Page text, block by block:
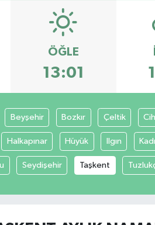
ÖĞLE
13:01
Beyşehir Bozkır Çeltik
Halkapınar Hüyük Ilgın
Seydişehir Taşkent